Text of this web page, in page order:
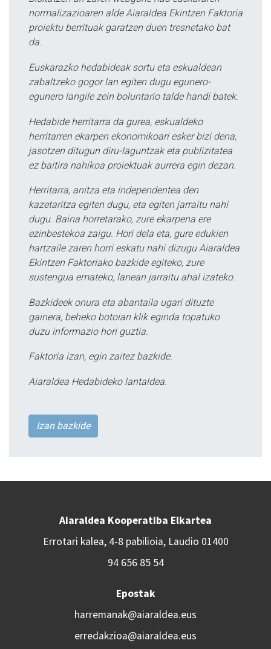
normalizazioaren alde Aiaraldea Ekintzen Faktoria
proiektu berrituak garatzen duen tresnetako bat
da.
Euskarazko hedabideak sortu eta eskualdean
zabaltzeko gogor lan egiten dugu egunero-
egunero langile zein boluntario talde handi batek.
Hedabide herritarra da gurea, eskualdeko
herritarren ekarpen ekonomikoari esker bizi dena,
jasotzen ditugun diru-laguntzak eta publizitatea
ez baitira nahikoa proiektuak aurrera egin dezan.
Herritarra, anitza eta independentea den
kazetaritza egiten dugu, eta egiten jarraitu nahi
dugu. Baina horretarako, zure ekarpena ere
ezinbestekoa zaigu. Hori dela eta, gure edukien
hartzaile zaren horri eskatu nahi dizugu Aiaraldea
Ekintzen Faktoriako bazkide egiteko, zure
sustengua emateko, lanean jarraitu ahal izateko.
Bazkideek onura eta abantaila ugari dituzte
gainera, beheko botoian klik eginda topatuko
duzu informazio hori guztia.
Faktoria izan, egin zaitez bazkide.
Aiaraldea Hedabideko lantaldea.
Izan bazkide
Aiaraldea Kooperatiba Elkartea
Errotari kalea, 4-8 pabilioia, Laudio 01400
94 656 85 54
Epostak
harremanak@aiaraldea.eus
erredakzioa@aiaraldea.eus